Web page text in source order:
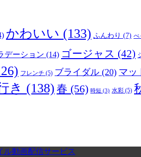
かわいい (133) ふんわり (7) べ
デーション (14) ゴージャス (42)
フレンチ (5) ブライダル (20) マッ
き (138) 春 (56) 時短 (3) 水彩 (5)